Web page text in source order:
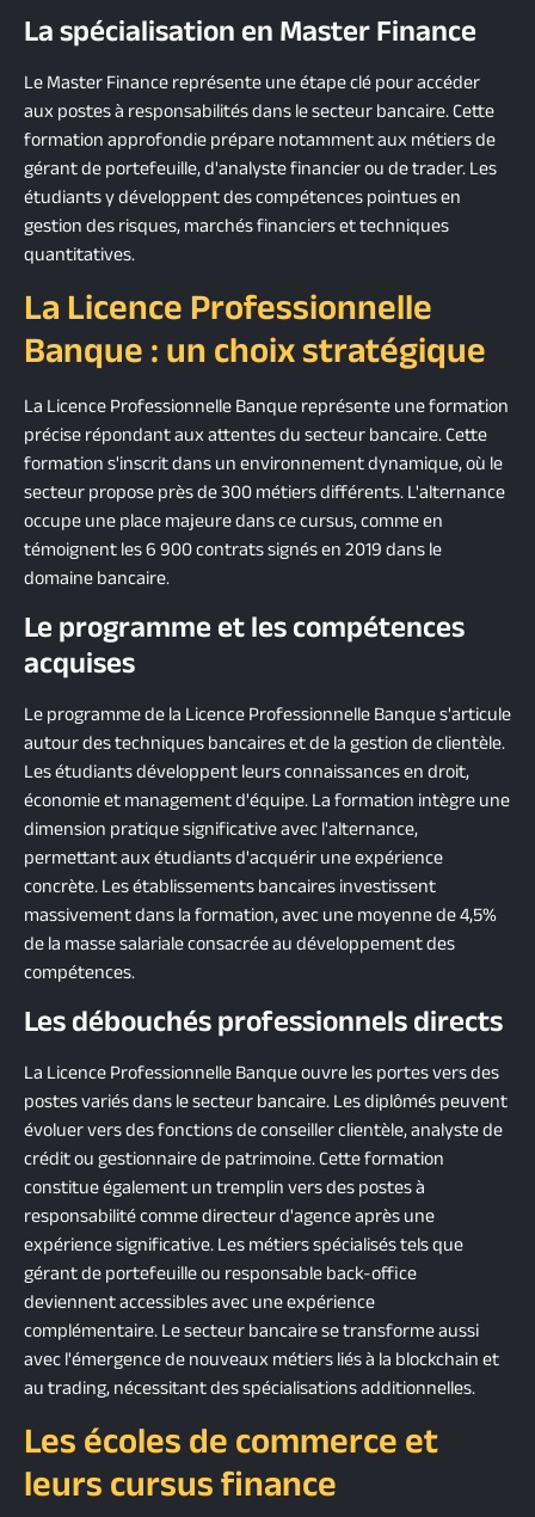
La spécialisation en Master Finance
Le Master Finance représente une étape clé pour accéder
aux postes à responsabilités dans le secteur bancaire. Cette
formation approfondie prépare notamment aux métiers de
gérant de portefeuille, d'analyste financier ou de trader. Les
étudiants y développent des compétences pointues en
gestion des risques, marchés financiers et techniques
quantitatives.
La Licence Professionnelle
Banque : un choix stratégique
La Licence Professionnelle Banque représente une formation
précise répondant aux attentes du secteur bancaire. Cette
formation s'inscrit dans un environnement dynamique, où le
secteur propose près de 300 métiers différents. L'alternance
occupe une place majeure dans ce cursus, comme en
témoignent les 6 900 contrats signés en 2019 dans le
domaine bancaire.
Le programme et les compétences
acquises
Le programme de la Licence Professionnelle Banque s'articule
autour des techniques bancaires et de la gestion de clientèle.
Les étudiants développent leurs connaissances en droit,
économie et management d'équipe. La formation intègre une
dimension pratique significative avec l'alternance,
permettant aux étudiants d'acquérir une expérience
concrète. Les établissements bancaires investissent
massivement dans la formation, avec une moyenne de 4,5%
de la masse salariale consacrée au développement des
compétences.
Les débouchés professionnels directs
La Licence Professionnelle Banque ouvre les portes vers des
postes variés dans le secteur bancaire. Les diplômés peuvent
évoluer vers des fonctions de conseiller clientèle, analyste de
crédit ou gestionnaire de patrimoine. Cette formation
constitue également un tremplin vers des postes à
responsabilité comme directeur d'agence après une
expérience significative. Les métiers spécialisés tels que
gérant de portefeuille ou responsable back-office
deviennent accessibles avec une expérience
complémentaire. Le secteur bancaire se transforme aussi
avec l'émergence de nouveaux métiers liés à la blockchain et
au trading, nécessitant des spécialisations additionnelles.
Les écoles de commerce et
leurs cursus finance